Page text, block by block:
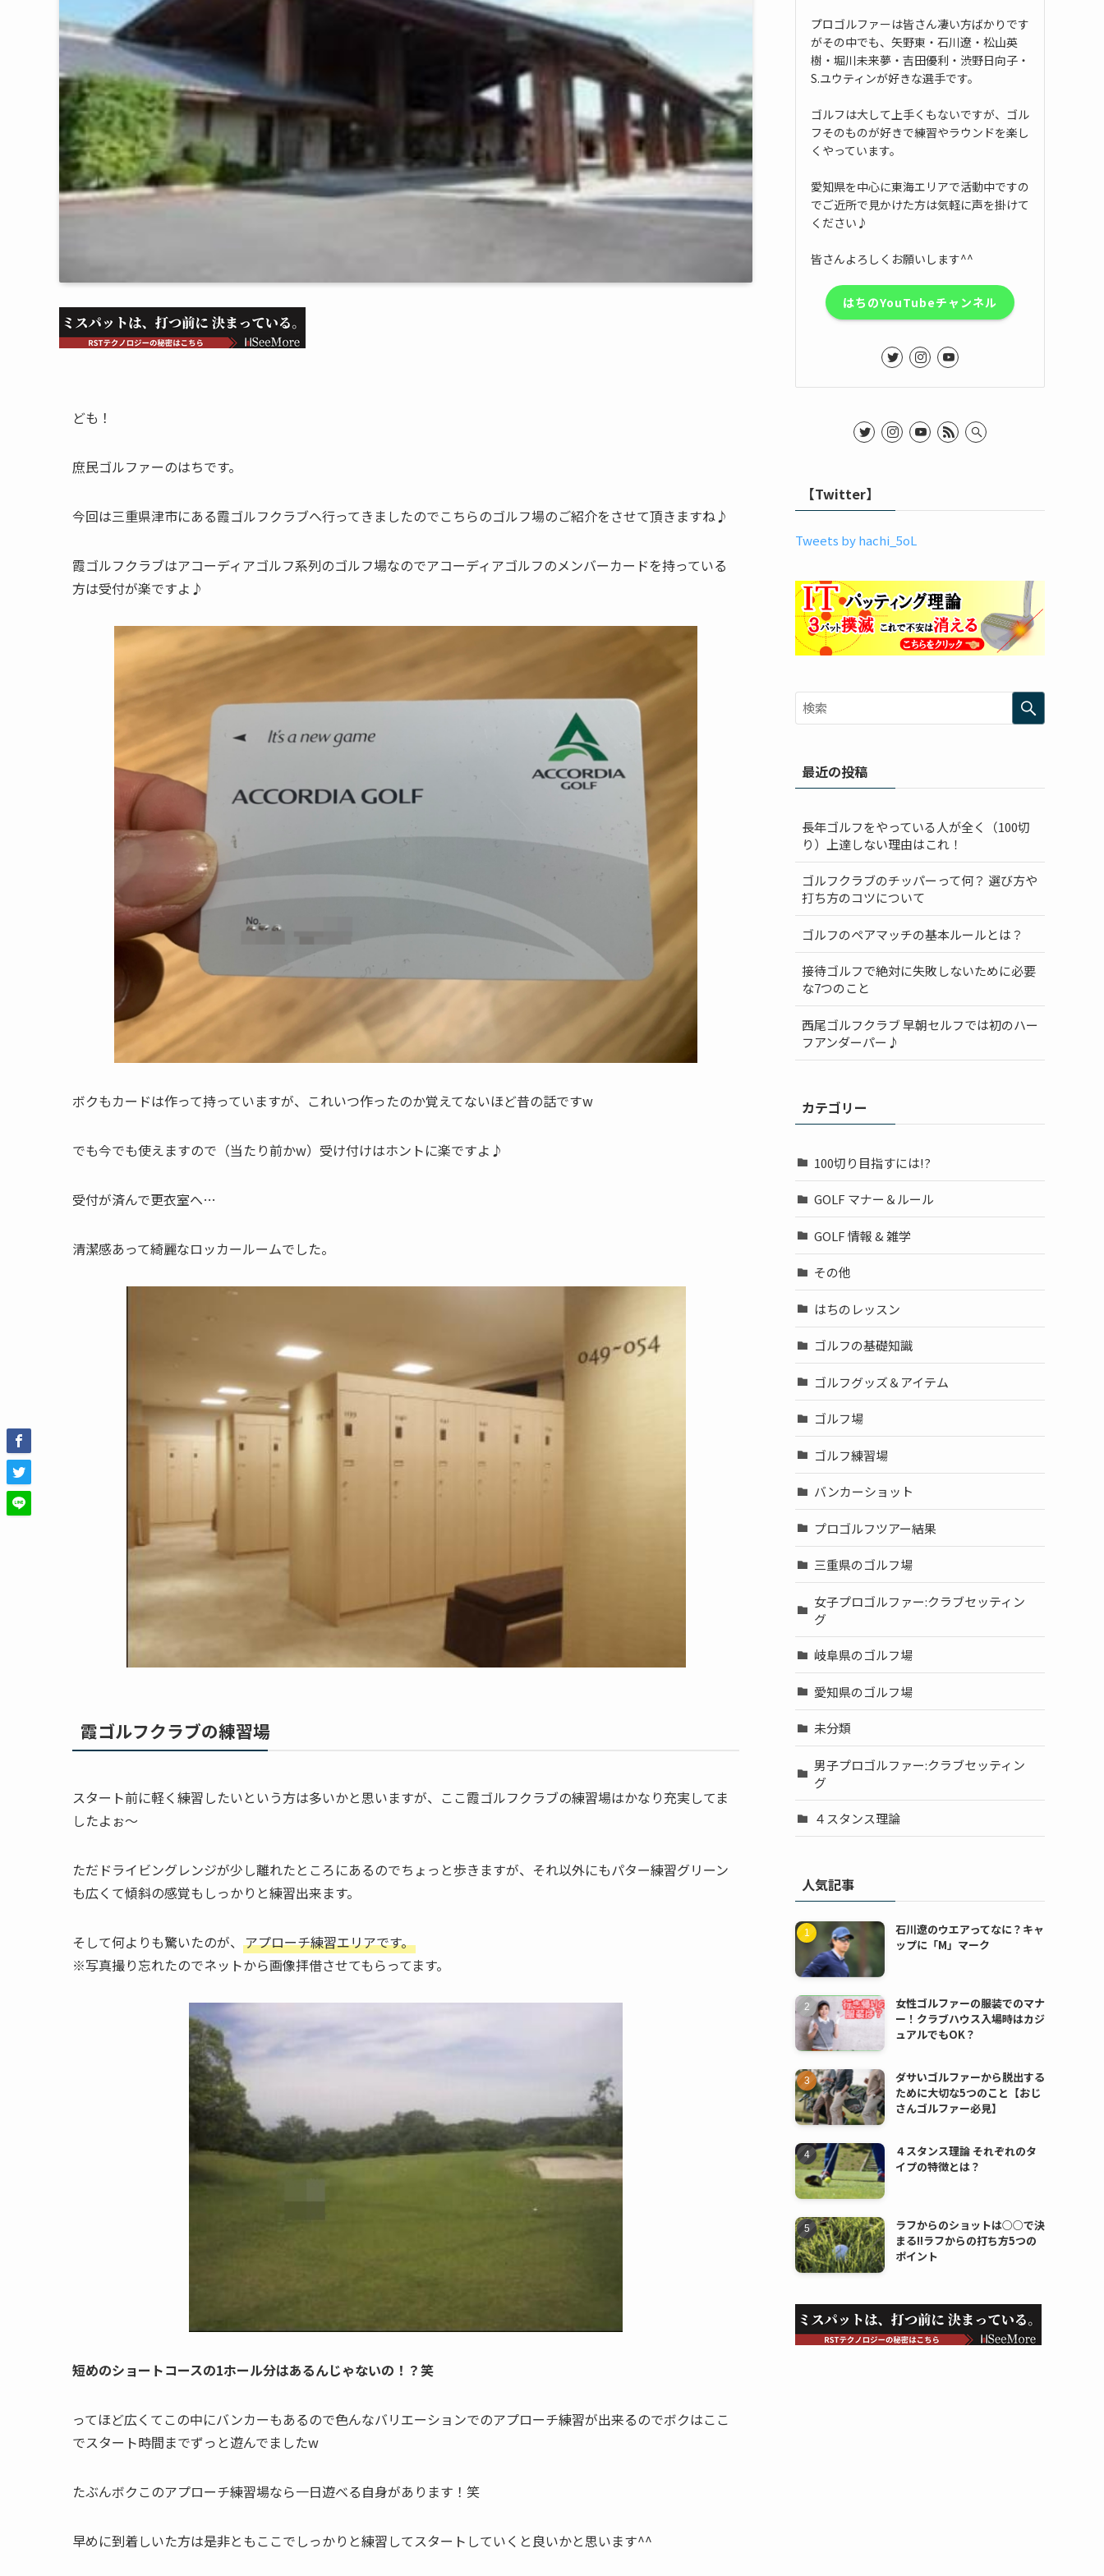
ども！
庶民ゴルファーのはちです。
今回は三重県津市にある霞ゴルフクラブへ行ってきましたのでこちらのゴルフ場のご紹介をさせて頂きますね♪
霞ゴルフクラブはアコーディアゴルフ系列のゴルフ場なのでアコーディアゴルフのメンバーカードを持っている
方は受付が楽ですよ♪
ボクもカードは作って持っていますが、これいつ作ったのか覚えてないほど昔の話ですw
でも今でも使えますので（当たり前かw）受け付けはホントに楽ですよ♪
受付が済んで更衣室へ…
清潔感あって綺麗なロッカールームでした。
霞ゴルフクラブの練習場
スタート前に軽く練習したいという方は多いかと思いますが、ここ霞ゴルフクラブの練習場はかなり充実してま
したよぉ～
ただドライビングレンジが少し離れたところにあるのでちょっと歩きますが、それ以外にもパター練習グリーン
も広くて傾斜の感覚もしっかりと練習出来ます。
そして何よりも驚いたのが、 アプローチ練習エリアです。
※写真撮り忘れたのでネットから画像拝借させてもらってます。
短めのショートコースの1ホール分はあるんじゃないの！？笑
ってほど広くてこの中にバンカーもあるので色んなバリエーションでのアプローチ練習が出来るのでボクはここ
でスタート時間までずっと遊んでましたw
たぶんボクこのアプローチ練習場なら一日遊べる自身があります！笑
早めに到着しいた方は是非ともここでしっかりと練習してスタートしていくと良いかと思います^^
プロゴルファーは皆さん凄い方ばかりです
がその中でも、矢野東・石川遼・松山英
樹・堀川未来夢・吉田優利・渋野日向子・
S.ユウティンが好きな選手です。
ゴルフは大して上手くもないですが、ゴル
フそのものが好きで練習やラウンドを楽し
くやっています。
愛知県を中心に東海エリアで活動中ですの
でご近所で見かけた方は気軽に声を掛けて
ください♪
皆さんよろしくお願いします^^
はちのYouTubeチャンネル
【Twitter】
Tweets by hachi_5oL
最近の投稿
長年ゴルフをやっている人が全く（100切
り）上達しない理由はこれ！
ゴルフクラブのチッパーって何？ 選び方や
打ち方のコツについて
ゴルフのペアマッチの基本ルールとは？
接待ゴルフで絶対に失敗しないために必要
な7つのこと
西尾ゴルフクラブ 早朝セルフでは初のハー
フアンダーパー♪
カテゴリー
100切り目指すには!?
GOLF マナー＆ルール
GOLF 情報 & 雑学
その他
はちのレッスン
ゴルフの基礎知識
ゴルフグッズ＆アイテム
ゴルフ場
ゴルフ練習場
バンカーショット
プロゴルフツアー結果
三重県のゴルフ場
女子プロゴルファー:クラブセッティン
グ
岐阜県のゴルフ場
愛知県のゴルフ場
未分類
男子プロゴルファー:クラブセッティン
グ
４スタンス理論
人気記事
石川遼のウエアってなに？キャ
ップに「M」マーク
女性ゴルファーの服装でのマナ
ー！クラブハウス入場時はカジ
ュアルでもOK？
ダサいゴルファーから脱出する
ために大切な5つのこと【おじ
さんゴルファー必見】
４スタンス理論 それぞれのタ
イプの特徴とは？
ラフからのショットは○○で決
まる!!ラフからの打ち方5つの
ポイント